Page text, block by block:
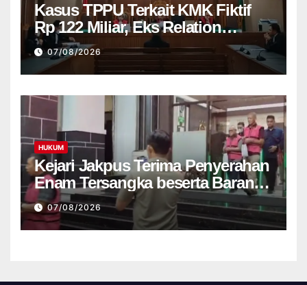
Kasus TPPU Terkait KMK Fiktif
Rp 122 Miliar, Eks Relation
Manajer Bank di Tuntut 8 Tahun
Penjara
07/08/2026
HUKUM
Kejari Jakpus Terima Penyerahan
Enam Tersangka beserta Barang
Bukti Terkait Kasus Korupsi Tata
Kelola Pertamina
07/08/2026